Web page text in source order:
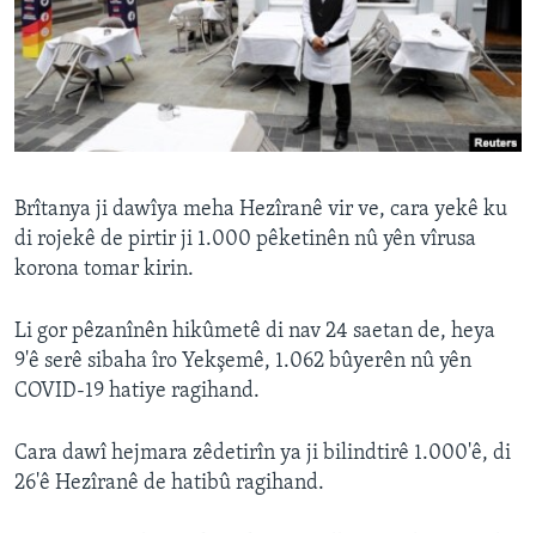
CÎHAN
ÇAND Û HUNER
SERNIVÎS
SORANÎ
Learning English
FOLLOW US
Zimanên Din
Brîtanya ji dawîya meha Hezîranê vir ve, cara yekê ku
di rojekê de pirtir ji 1.000 pêketinên nû yên vîrusa
korona tomar kirin.
Li gor pêzanînên hikûmetê di nav 24 saetan de, heya
9'ê serê sibaha îro Yekşemê, 1.062 bûyerên nû yên
COVID-19 hatiye ragihand.
Cara dawî hejmara zêdetirîn ya ji bilindtirê 1.000'ê, di
26'ê Hezîranê de hatibû ragihand.